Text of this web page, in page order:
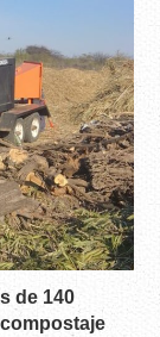
de 140